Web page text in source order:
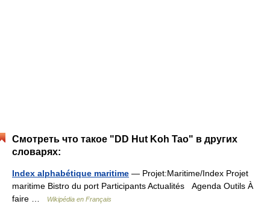
Смотреть что такое "DD Hut Koh Tao" в других
словарях:
Index alphabétique maritime — Projet:Maritime/Index Projet
maritime Bistro du port Participants Actualités Agenda Outils À
faire …
Wikipédia en Français